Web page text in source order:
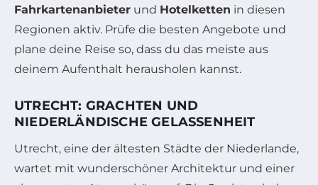
Fahrkartenanbieter und Hotelketten in diesen
Regionen aktiv. Prüfe die besten Angebote und
plane deine Reise so, dass du das meiste aus
deinem Aufenthalt herausholen kannst.
UTRECHT: GRACHTEN UND
NIEDERLÄNDISCHE GELASSENHEIT
Utrecht, eine der ältesten Städte der Niederlande,
wartet mit wunderschöner Architektur und einer